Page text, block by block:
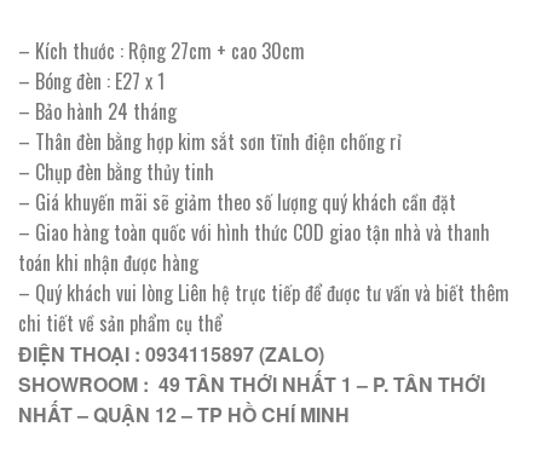
– Kích thước : Rộng 27cm + cao 30cm
– Bóng đèn : E27 x 1
– Bảo hành 24 tháng
– Thân đèn bằng hợp kim sắt sơn tĩnh điện chống rỉ
– Chụp đèn bằng thủy tinh
– Giá khuyến mãi sẽ giảm theo số lượng quý khách cần đặt
– Giao hàng toàn quốc với hình thức COD giao tận nhà và thanh
toán khi nhận được hàng
– Quý khách vui lòng Liên hệ trực tiếp để được tư vấn và biết thêm
chi tiết về sản phẩm cụ thể
ĐIỆN THOẠI : 0934115897 (ZALO)
SHOWROOM : 49 TÂN THỚI NHẤT 1 – P. TÂN THỚI
NHẤT – QUẬN 12 – TP HỒ CHÍ MINH